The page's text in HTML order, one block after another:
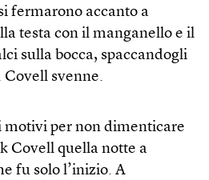
fermarono accanto a
testa con il manganello e il
sulla bocca, spaccandogli
svenne.
motivi per non dimenticare
Covell quella notte a
fu solo l’inizio. A